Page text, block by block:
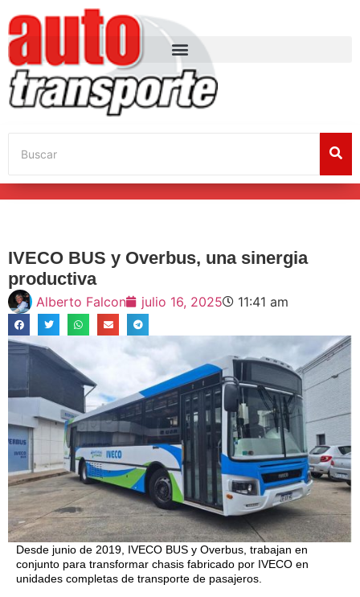
IVECO BUS y Overbus, una sinergia
productiva
Alberto Falcon julio 16, 2025 11:41 am
Desde junio de 2019, IVECO BUS y Overbus, trabajan en
conjunto para transformar chasis fabricado por IVECO en
unidades completas de transporte de pasajeros.